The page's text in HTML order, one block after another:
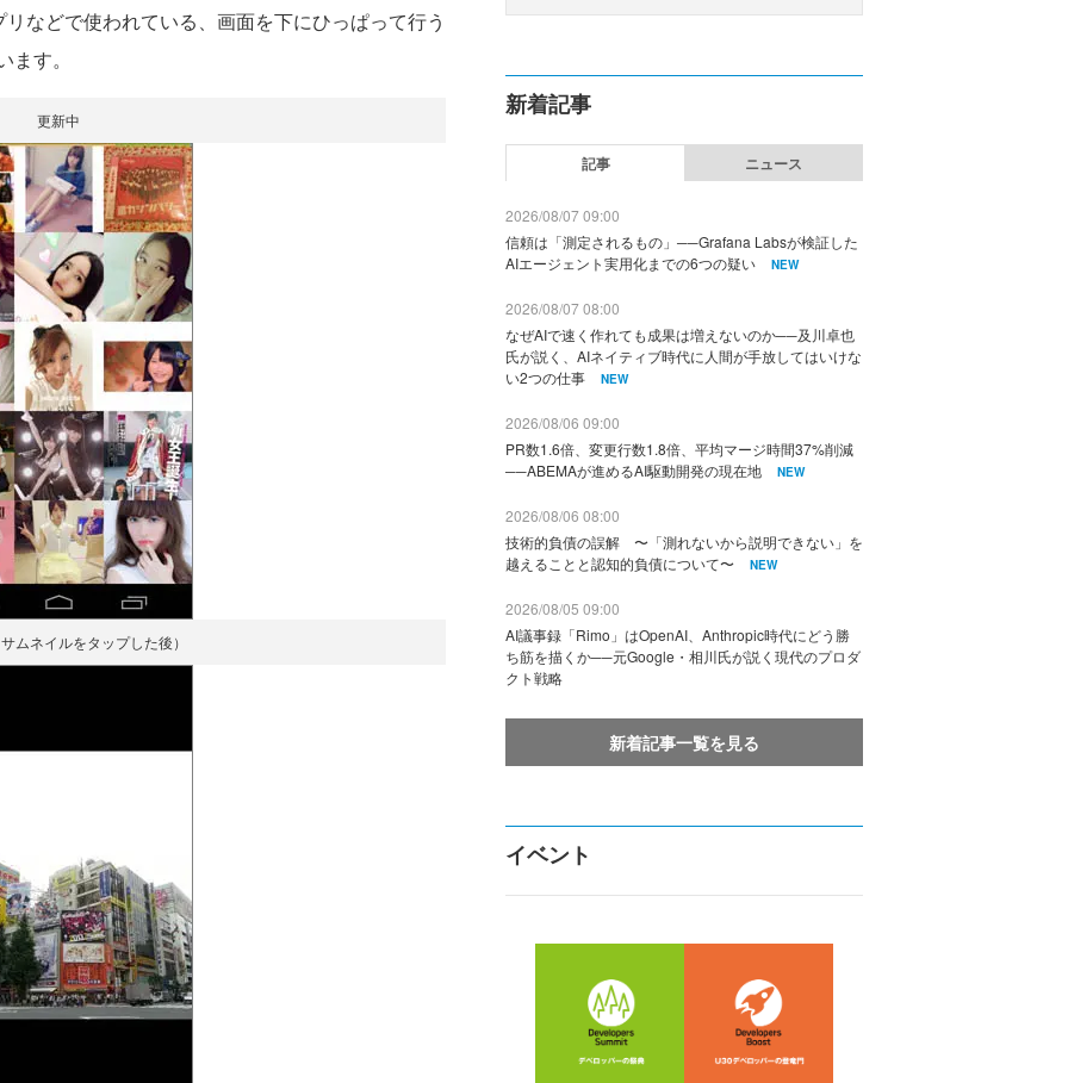
などで使われている、画面を下にひっぱって行う
す。
更新中
ムネイルをタップした後）
新着記事
記事 ニュース
2026/08/07 09:00
信頼は「測定されるもの」──Grafana Labsが検証した
AIエージェント実用化までの6つの疑い
NEW
2026/08/07 08:00
なぜAIで速く作れても成果は増えないのか──及川卓也
氏が説く、AIネイティブ時代に人間が手放してはいけな
い2つの仕事
NEW
2026/08/06 09:00
PR数1.6倍、変更行数1.8倍、平均マージ時間37%削減
──ABEMAが進めるAI駆動開発の現在地
NEW
2026/08/06 08:00
技術的負債の誤解 〜「測れないから説明できない」を
越えることと認知的負債について〜
NEW
2026/08/05 09:00
AI議事録「Rimo」はOpenAI、Anthropic時代にどう勝
ち筋を描くか──元Google・相川氏が説く現代のプロダ
クト戦略
新着記事一覧を見る
イベント